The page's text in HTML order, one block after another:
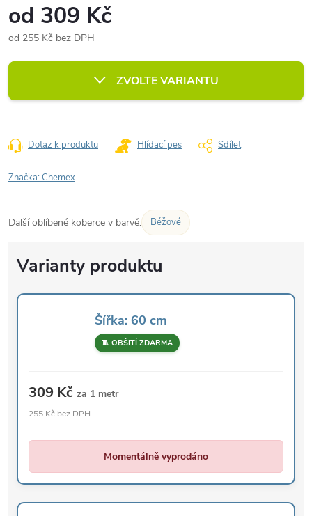
od 309 Kč
od 255 Kč bez DPH
cena:
ZVOLTE VARIANTU
Dotaz k produktu Hlídací pes Sdílet
Značka:Chemex
Další oblíbené koberce v barvě: Béžové
Šířka: 60 cm
🧵 OBŠITÍ ZDARMA
309 Kč za 1 metr
255 Kč bez DPH
Momentálně vyprodáno